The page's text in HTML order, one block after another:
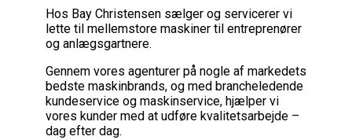
Hos Bay Christensen sælger og servicerer vi
lette til mellemstore maskiner til entreprenører
og anlægsgartnere.
Gennem vores agenturer på nogle af markedets
bedste maskinbrands, og med brancheledende
kundeservice og maskinservice, hjælper vi
vores kunder med at udføre kvalitetsarbejde –
dag efter dag.